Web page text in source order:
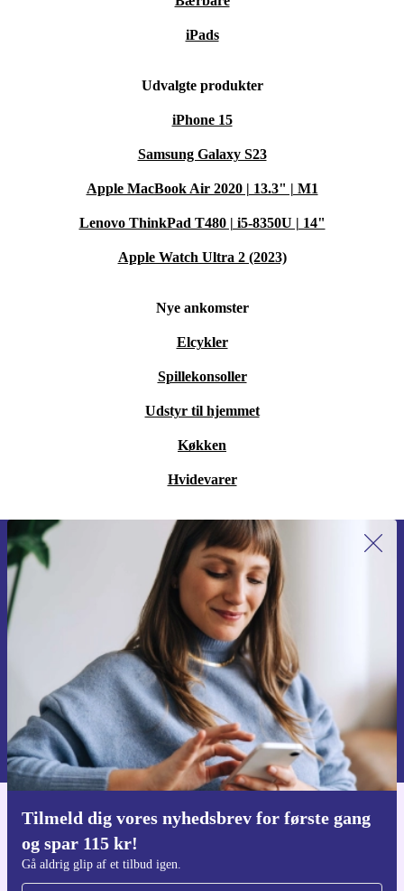
iPads
Udvalgte produkter
iPhone 15
Samsung Galaxy S23
Apple MacBook Air 2020 | 13.3" | M1
Lenovo ThinkPad T480 | i5-8350U | 14"
Apple Watch Ultra 2 (2023)
Nye ankomster
Elcykler
Spillekonsoller
Udstyr til hjemmet
Køkken
Hvidevarer
Tilmeld dig vores nyhedsbrev for første gang
og spar 115 kr!
Gå aldrig glip af et tilbud igen.
Tilmeld dig vores nyhedsbrev for
første gang og spar 115 kr!
Gå aldrig glip af et tilbud igen.
Anmod om kupon
Du kan finde information omkring vores brug af personlig data i vores
Privatlivspolitik
Download refurbed appen